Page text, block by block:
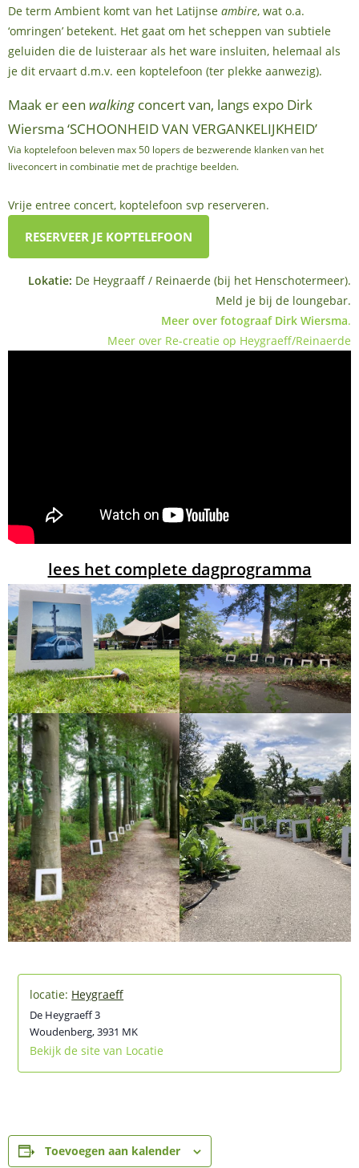
De term Ambient komt van het Latijnse ambire, wat o.a.
‘omringen’ betekent. Het gaat om het scheppen van subtiele
geluiden die de luisteraar als het ware insluiten, helemaal als
je dit ervaart d.m.v. een koptelefoon (ter plekke aanwezig).
Maak er een walking concert van, langs expo Dirk
Wiersma ‘SCHOONHEID VAN VERGANKELIJKHEID’
Via koptelefoon beleven max 50 lopers de bezwerende klanken van het
liveconcert in combinatie met de prachtige beelden.
Vrije entree concert, koptelefoon svp reserveren.
RESERVEER JE KOPTELEFOON
Lokatie: De Heygraaff / Reinaerde (bij het Henschotermeer).
Meld je bij de loungebar.
Meer over fotograaf Dirk Wiersma.
Meer over Re-creatie op Heygraeff/Reinaerde
lees het complete dagprogramma
Heygraeff
De Heygraeff 3
Woudenberg,3931 MK
Bekijk de site van Locatie
Toevoegen aan kalender